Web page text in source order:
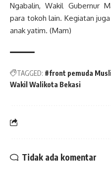
Ngabalin, Wakil Gubernur
para tokoh lain. Kegiatan
anak yatim. (Mam)
TAGGED: #front pemuda
Wakil Walikota Bekasi
Tidak ada komentar